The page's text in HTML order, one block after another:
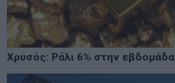
Χρυσός: Ράλι 6% στην εβδομάδα